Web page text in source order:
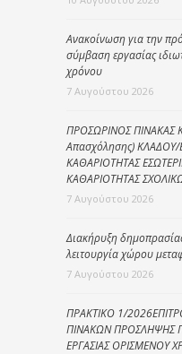
Ανακοίνωση για την
σύμβαση εργασίας
χρόνου
7 Αυγούστου 2026
ΠΡΟΣΩΡΙΝΟΣ ΠΙΝΑΚΑΣ
Απασχόλησης)
ΚΑΘΑΡΙΟΤΗΤΑΣ
ΚΑΘΑΡΙΟΤΗΤΑΣ
7 Αυγούστου 2026
Διακήρυξη
λειτουργία χώρου
7 Αυγούστου 2026
ΠΡΑΚΤΙΚΟ 1/
ΠΙΝΑΚΩΝ ΠΡΟΣΛΗΨΗΣ
ΕΡΓΑΣΙΑΣ ΟΡΙΣΜΕΝΟΥ